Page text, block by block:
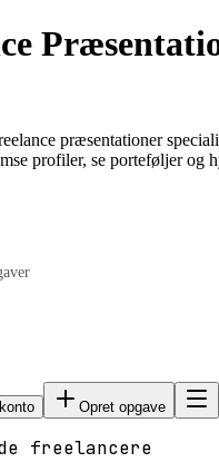
præsentationer
profiler, se porteføljer og
Opret opgave
freelancere